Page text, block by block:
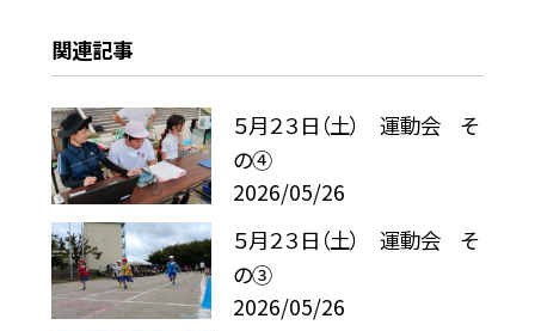
関連記事
５月２３日（土） 運動会 そ
の④
2026/05/26
５月２３日（土） 運動会 そ
の③
2026/05/26